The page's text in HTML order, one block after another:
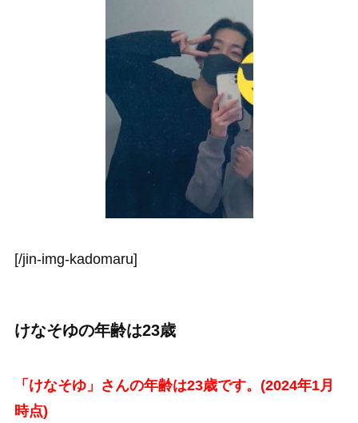
[/jin-img-kadomaru]
けなそゆの年齢は23歳
「けなそゆ」さんの年齢は23歳です。(2024年1月
時点)